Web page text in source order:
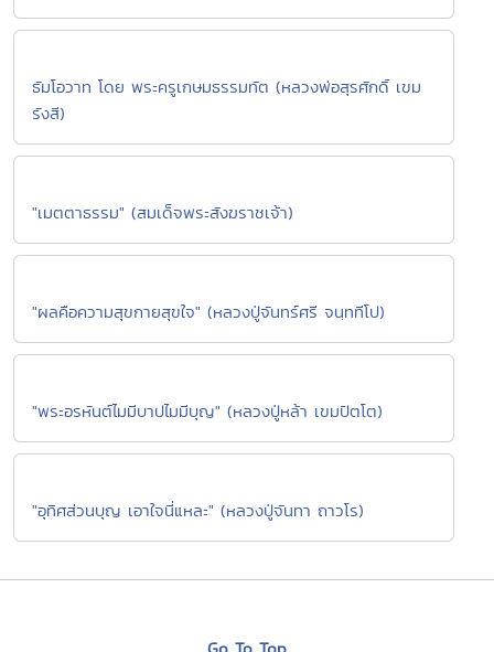
ธัมโอวาท โดย พระครูเกษมธรรมทัต (หลวงพ่อสุรศักดิ์ เขม
รังสี)
"เมตตาธรรม" (สมเด็จพระสังฆราชเจ้า)
"ผลคือความสุขกายสุขใจ" (หลวงปู่จันทร์ศรี จนฺททีโป)
"พระอรหันต์ไมมีบาปไมมีบุญ" (หลวงปู่หล้า เขมปัตโต)
"อุทิศส่วนบุญ เอาใจนี่แหละ" (หลวงปู่จันทา ถาวโร)